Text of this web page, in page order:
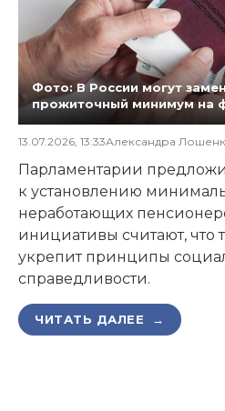
Фото: В России могут
прожиточный минимум на
13.07.2026, 13:33Александра
Парламентарии
к установлению
неработающих
инициативы считают, что
укрепит принципы
справедливости.
ЧИТАТЬ ДАЛЕЕ →